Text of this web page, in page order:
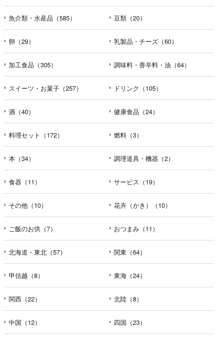
魚介類・水産品（585） 豆類（20）
卵（29） 乳製品・チーズ（60）
加工食品（305） 調味料・香辛料・油（64）
スイーツ・お菓子（257） ドリンク（105）
酒（40） 健康食品（24）
料理セット（172） 燃料（3）
本（34） 調理道具・機器（2）
食器（11） サービス（19）
その他（10） 花卉（かき）（10）
ご飯のお供（7） おつまみ（11）
北海道・東北（57） 関東（64）
甲信越（8） 東海（24）
関西（22） 北陸（8）
中国（12） 四国（23）